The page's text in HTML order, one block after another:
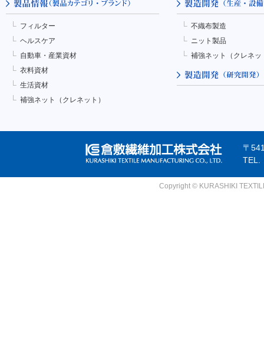
フィルター
ヘルスケア
自動車・産業資材
衣料資材
生活資材
補強ネット（クレネット）
不織布製造
ニット製品
補強ネット（クレネッ
〒
TEL.
Copyright © KURASHIKI